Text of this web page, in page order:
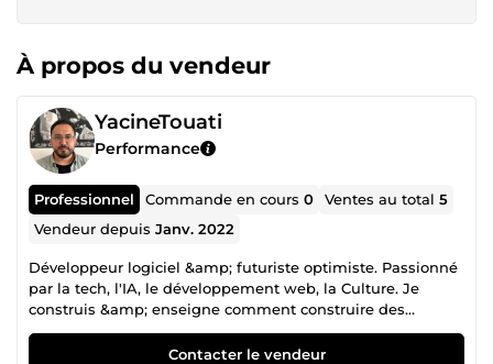
À propos du vendeur
YacineTouati
Performance
Professionnel Commande en cours0 Ventes au total5
Vendeur depuisJanv. 2022
Développeur logiciel &amp; futuriste optimiste. Passionné
par la tech, l'IA, le développement web, la Culture. Je
construis &amp; enseigne comment construire des
systèmes d'information. 🚀
Contacter le vendeur